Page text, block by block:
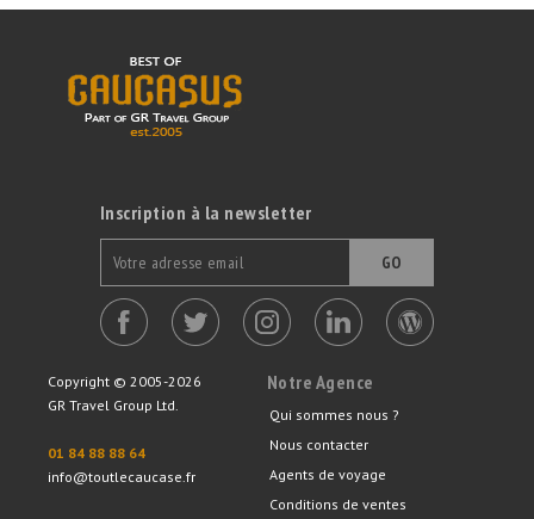
Inscription à la newsletter
GO
Copyright © 2005-2026
GR Travel Group Ltd.
01 84 88 88 64
info@toutlecaucase.fr
Notre Agence
Qui sommes nous ?
Nous contacter
Agents de voyage
Conditions de ventes